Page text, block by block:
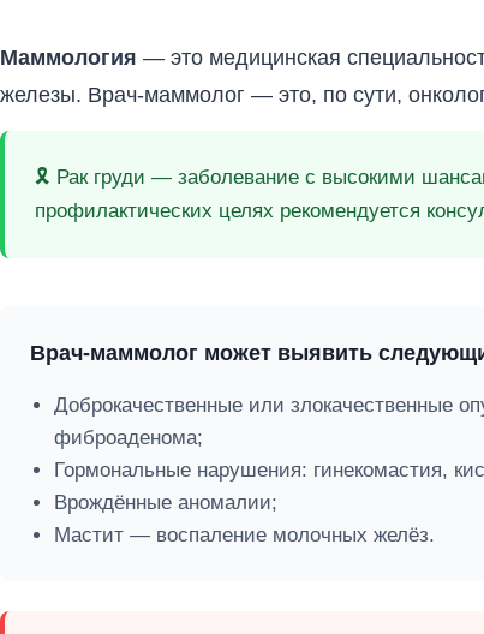
Маммология — это медицинская
железы. Врач-маммолог — это, по сути,
🎗️ Рак груди — заболевание с высокими
профилактических целях рекомендуется
Врач-маммолог может выявить
Доброкачественные или злокачественные
фиброаденома;
Гормональные нарушения: гинекомастия,
Врождённые аномалии;
Мастит — воспаление молочных желёз.